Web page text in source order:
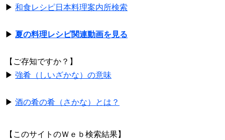
▶ 和食レシピ日本料理案内所検索
▶ 夏の料理レシピ関連動画を見る
【ご存知ですか？】
▶ 強肴（しいざかな）の意味
▶ 酒の肴の肴（さかな）とは？
【このサイトのＷｅｂ検索結果】